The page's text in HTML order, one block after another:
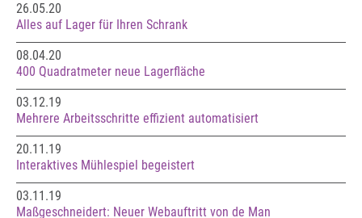
26.05.20
Alles auf Lager für Ihren Schrank
08.04.20
400 Quadratmeter neue Lagerfläche
03.12.19
Mehrere Arbeitsschritte effizient automatisiert
20.11.19
Interaktives Mühlespiel begeistert
03.11.19
Maßgeschneidert: Neuer Webauftritt von de Man